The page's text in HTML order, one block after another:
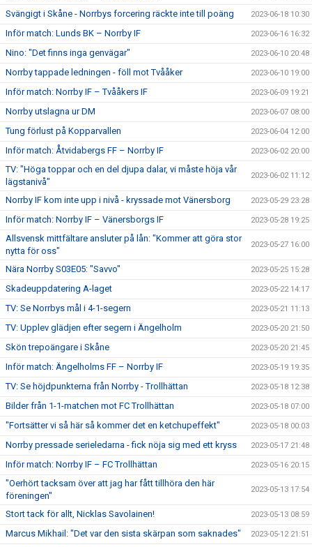
Svängigt i Skåne - Norrbys forcering räckte inte till poäng 2023-06-18 10:30
Inför match: Lunds BK – Norrby IF 2023-06-16 16:32
Nino: "Det finns inga genvägar" 2023-06-10 20:48
Norrby tappade ledningen - föll mot Tvååker 2023-06-10 19:00
Inför match: Norrby IF – Tvååkers IF 2023-06-09 19:21
Norrby utslagna ur DM 2023-06-07 08:00
Tung förlust på Kopparvallen 2023-06-04 12:00
Inför match: Åtvidabergs FF – Norrby IF 2023-06-02 20:00
TV: "Höga toppar och en del djupa dalar, vi måste höja vår
lägstanivå"
2023-06-02 11:12
Norrby IF kom inte upp i nivå - kryssade mot Vänersborg 2023-05-29 23:28
Inför match: Norrby IF – Vänersborgs IF 2023-05-28 19:25
Allsvensk mittfältare ansluter på lån: "Kommer att göra stor
nytta för oss"
2023-05-27 16:00
Nära Norrby S03E05: "Savvo" 2023-05-25 15:28
Skadeuppdatering A-laget 2023-05-22 14:17
TV: Se Norrbys mål i 4-1-segern 2023-05-21 11:13
TV: Upplev glädjen efter segern i Ängelholm 2023-05-20 21:50
Skön trepoängare i Skåne 2023-05-20 21:45
Inför match: Ängelholms FF – Norrby IF 2023-05-19 19:35
TV: Se höjdpunkterna från Norrby - Trollhättan 2023-05-18 12:38
Bilder från 1-1-matchen mot FC Trollhättan 2023-05-18 07:00
"Fortsätter vi så här så kommer det en ketchupeffekt" 2023-05-18 00:03
Norrby pressade serieledarna - fick nöja sig med ett kryss 2023-05-17 21:48
Inför match: Norrby IF – FC Trollhättan 2023-05-16 20:15
"Oerhört tacksam över att jag har fått tillhöra den här
föreningen"
2023-05-13 17:54
Stort tack för allt, Nicklas Savolainen! 2023-05-13 08:59
Marcus Mikhail: "Det var den sista skärpan som saknades" 2023-05-12 21:51